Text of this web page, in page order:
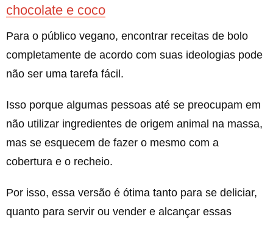
chocolate e coco
Para o público vegano, encontrar receitas de bolo
completamente de acordo com suas ideologias pode
não ser uma tarefa fácil.
Isso porque algumas pessoas até se preocupam em
não utilizar ingredientes de origem animal na massa,
mas se esquecem de fazer o mesmo com a
cobertura e o recheio.
Por isso, essa versão é ótima tanto para se deliciar,
quanto para servir ou vender e alcançar essas